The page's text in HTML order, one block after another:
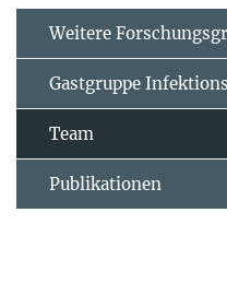
Weitere
Gastgruppe
Team
Publikationen